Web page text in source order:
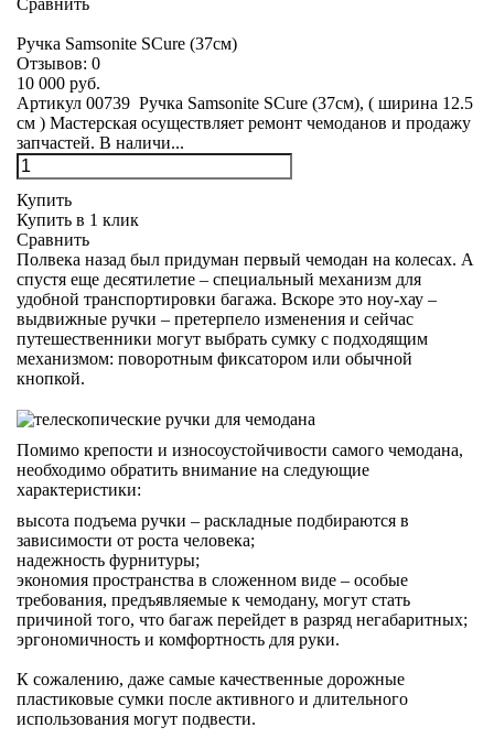
Сравнить
Ручка Samsonite SCure (37см)
Отзывов: 0
10 000 руб.
Артикул 00739 Ручка Samsonite SCure (37см), ( ширина 12.5
см ) Мастерская осуществляет ремонт чемоданов и продажу
запчастей. В наличи...
Купить
Купить в 1 клик
Сравнить
Полвека назад был придуман первый чемодан на колесах. А
спустя еще десятилетие – специальный механизм для
удобной транспортировки багажа. Вскоре это ноу-хау –
выдвижные ручки – претерпело изменения и сейчас
путешественники могут выбрать сумку с подходящим
механизмом: поворотным фиксатором или обычной
кнопкой.
Помимо крепости и износоустойчивости самого чемодана,
необходимо обратить внимание на следующие
характеристики:
высота подъема ручки – раскладные подбираются в
зависимости от роста человека;
надежность фурнитуры;
экономия пространства в сложенном виде – особые
требования, предъявляемые к чемодану, могут стать
причиной того, что багаж перейдет в разряд негабаритных;
эргономичность и комфортность для руки.
К сожалению, даже самые качественные дорожные
пластиковые сумки после активного и длительного
использования могут подвести.